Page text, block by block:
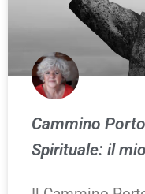
Cammino
Spirituale: il